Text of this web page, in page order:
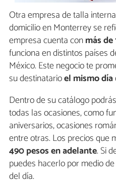
Otra empresa de talla
domicilio en Monterrey se
empresa cuenta conmás
funciona en distintos países
México. Este negocio te
su destinatarioel mismo día
Dentro de su catálogo
todas las ocasiones, como
aniversarios, ocasiones
entre otras. Los precios que
490 pesos en adelante. Si
puedes hacerlo por medio
del día.